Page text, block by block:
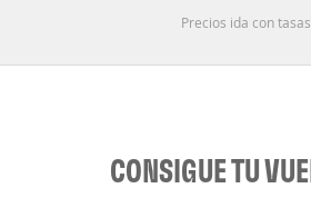
Precios ida con
CONSIGUE TU